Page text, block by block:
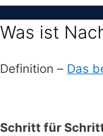
Was ist
Definition – Das
Schritt für